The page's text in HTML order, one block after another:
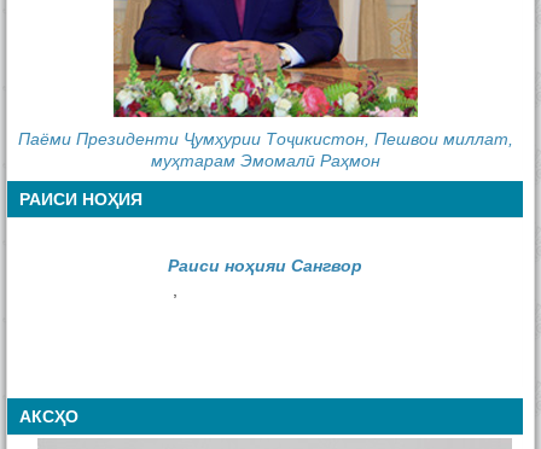
Паёми Президенти Ҷумҳурии Тоҷикистон, Пешвои миллат,
муҳтарам Эмомалӣ Раҳмон
РАИСИ НОҲИЯ
Раиси ноҳияи Сангвор
АКСҲО